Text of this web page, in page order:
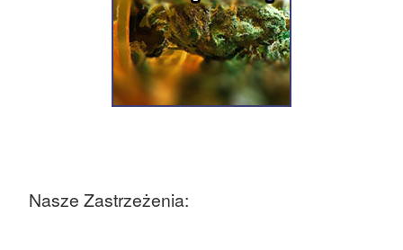
Nasze Zastrzeżenia: